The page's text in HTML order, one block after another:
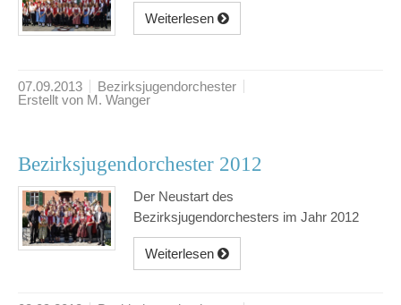
Weiterlesen
07.09.2013
Bezirksjugendorchester
Erstellt von M. Wanger
Bezirksjugendorchester 2012
Der Neustart des
Bezirksjugendorchesters im Jahr 2012
Weiterlesen